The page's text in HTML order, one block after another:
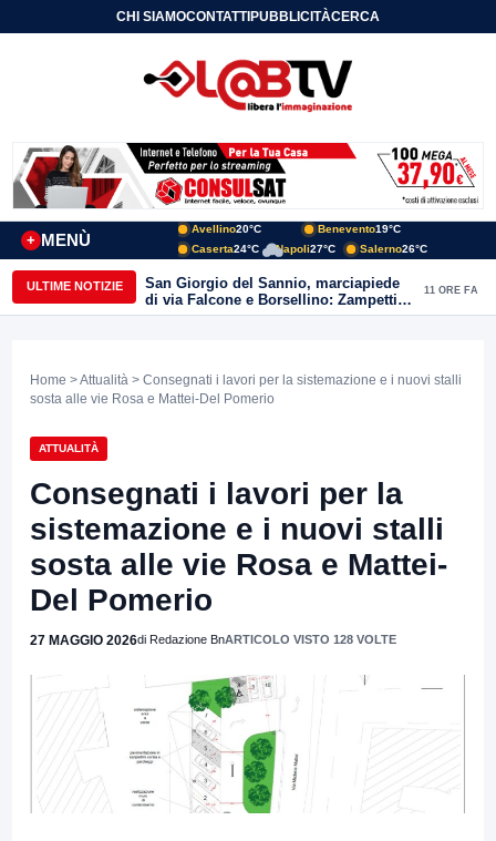
CHI SIAMOCONTATTIPUBBLICITÀCERCA
MENÙ
+
Avellino20°C Benevento19°C
Caserta24°C Napoli27°C Salerno26°C
ULTIME NOTIZIE
San Giorgio del Sannio, marciapiede
di via Falcone e Borsellino: Zampetti e
Lombardi replicano alle polemiche
11 ORE FA
Home >Attualità > Consegnati i lavori per la sistemazione e i nuovi stalli
sosta alle vie Rosa e Mattei-Del Pomerio
ATTUALITÀ
Consegnati i lavori per la
sistemazione e i nuovi stalli
sosta alle vie Rosa e Mattei-
Del Pomerio
27 MAGGIO 2026di Redazione BnARTICOLO VISTO 128 VOLTE